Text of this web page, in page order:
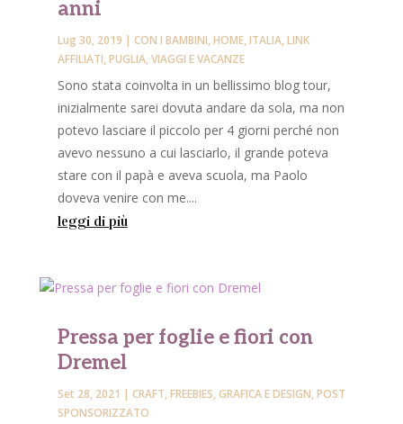
anni
Lug 30, 2019 | CON I BAMBINI,HOME,ITALIA,LINK
AFFILIATI,PUGLIA,VIAGGI E VACANZE
Sono stata coinvolta in un bellissimo blog tour,
inizialmente sarei dovuta andare da sola, ma non
potevo lasciare il piccolo per 4 giorni perché non
avevo nessuno a cui lasciarlo, il grande poteva
stare con il papà e aveva scuola, ma Paolo
doveva venire con me....
leggi di più
Pressa per foglie e fiori con
Dremel
Set 28, 2021 | CRAFT,FREEBIES,GRAFICA E DESIGN,POST
SPONSORIZZATO